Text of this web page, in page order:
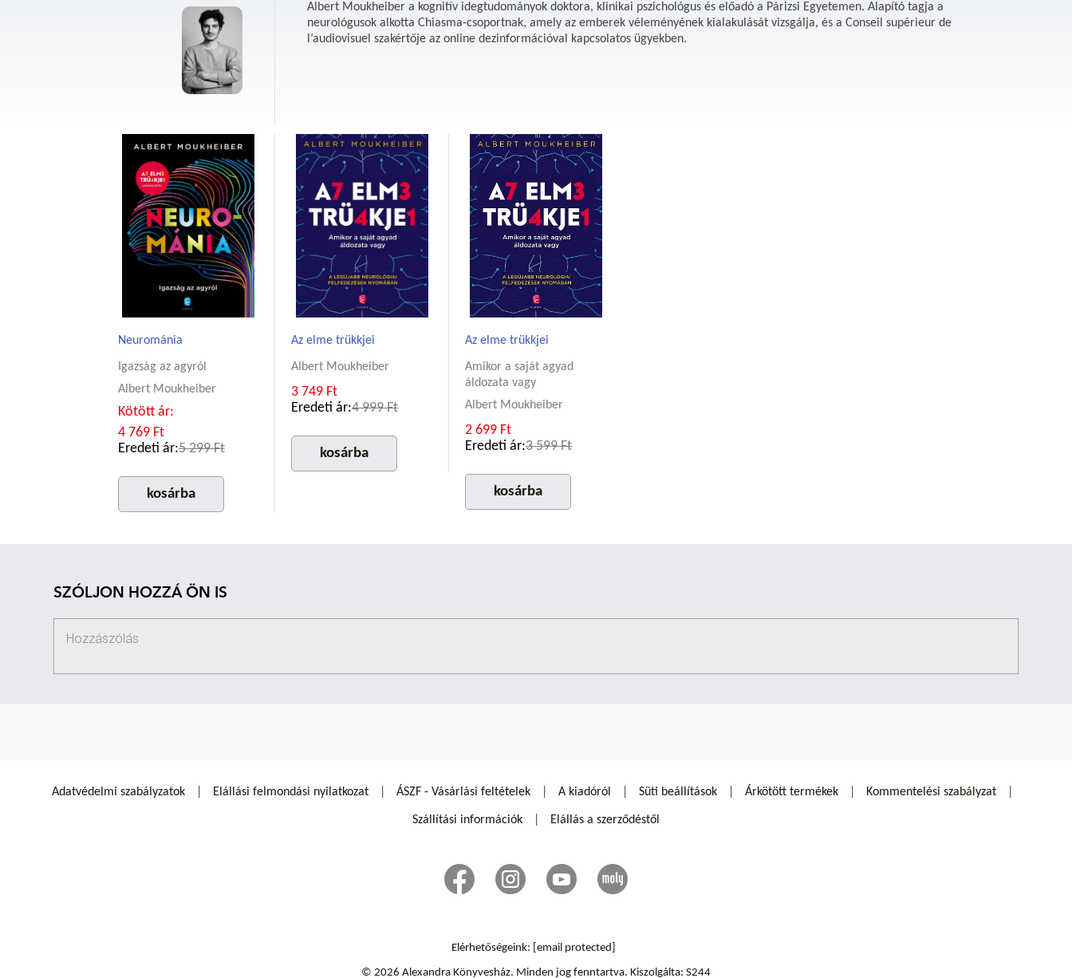
Albert Moukheiber a kognitív idegtudományok doktora, klinikai pszichológus és előadó a Párizsi Egyetemen. Alapító tagja a
neurológusok alkotta Chiasma-csoportnak, amely az emberek véleményének kialakulását vizsgálja, és a Conseil supérieur de
l’audiovisuel szakértője az online dezinformációval kapcsolatos ügyekben.
Neurománia
Igazság az agyról
Albert Moukheiber
Kötött ár:
4 769 Ft
Eredeti ár:5 299 Ft
kosárba
Az elme trükkjei
Albert Moukheiber
3 749 Ft
Eredeti ár:4 999 Ft
kosárba
Az elme trükkjei
Amikor a saját agyad
áldozata vagy
Albert Moukheiber
2 699 Ft
Eredeti ár:3 599 Ft
kosárba
SZÓLJON HOZZÁ ÖN IS
Adatvédelmi szabályzatok Elállási felmondási nyilatkozat ÁSZF - Vásárlási feltételek A kiadóról Süti beállítások Árkötött termékek Kommentelési szabályzat
Szállítási információk Elállás a szerződéstől
Elérhetőségeink: [email protected]
© 2026 Alexandra Könyvesház. Minden jog fenntartva. Kiszolgálta: S244